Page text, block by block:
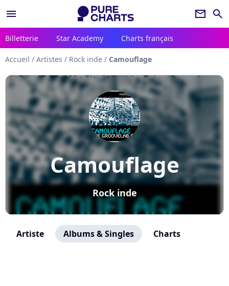
menu newsletter search
Billetterie Star Academy Charts français
Accueil / Artistes / Rock inde / Camouflage
Camouflage
Rock inde
Artiste Albums & Singles Charts